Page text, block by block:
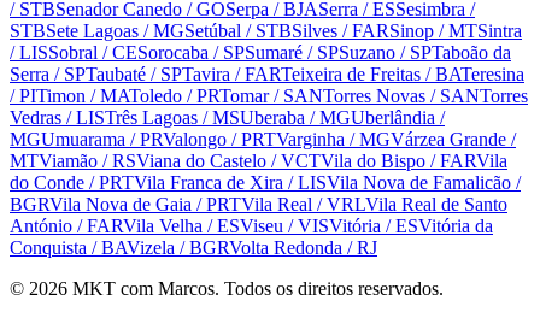
/ STBSenador Canedo / GOSerpa / BJASerra / ESSesimbra /
STBSete Lagoas / MGSetúbal / STBSilves / FARSinop / MTSintra
/ LISSobral / CESorocaba / SPSumaré / SPSuzano / SPTaboão da
Serra / SPTaubaté / SPTavira / FARTeixeira de Freitas / BATeresina
/ PITimon / MAToledo / PRTomar/ SANTorres Novas / SANTorres
Vedras / LISTrês Lagoas / MSUberaba / MGUberlândia /
MGUmuarama / PRValongo / PRTVarginha / MGVárzea Grande /
MTViamão / RSViana do Castelo / VCTVila do Bispo / FARVila
do Conde / PRTVila Franca de Xira / LISVila Nova de Famalicão /
BGRVila Nova de Gaia / PRTVila Real / VRLVila Real de Santo
António / FARVila Velha / ESViseu / VISVitória / ESVitória da
Conquista / BAVizela / BGRVolta Redonda / RJ
© 2026 MKT com Marcos. Todos os direitos reservados.